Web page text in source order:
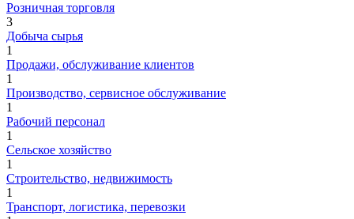
Розничная торговля
3
Добыча сырья
1
Продажи, обслуживание клиентов
1
Производство, сервисное обслуживание
1
Рабочий персонал
1
Сельское хозяйство
1
Строительство, недвижимость
1
Транспорт, логистика, перевозки